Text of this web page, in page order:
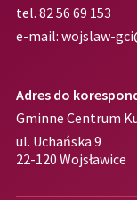
tel. 82 56 69 153
e-mail: wojslaw-
Adres do
Gminne Centrum
ul. Uchańska 9
22-120 Wojsławice